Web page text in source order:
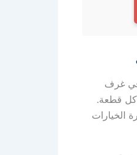
في غرف
كل قطعة.
الخيارات